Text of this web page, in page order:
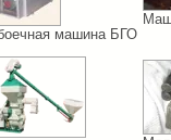
машина БГО